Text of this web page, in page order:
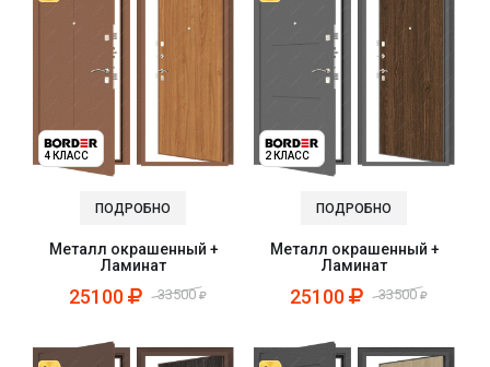
4 КЛАСС
ПОДРОБНО
Металл окрашенный +
Ламинат
25100 33500
2 КЛАСС
ПОДРОБНО
Металл окрашенный +
Ламинат
25100 33500